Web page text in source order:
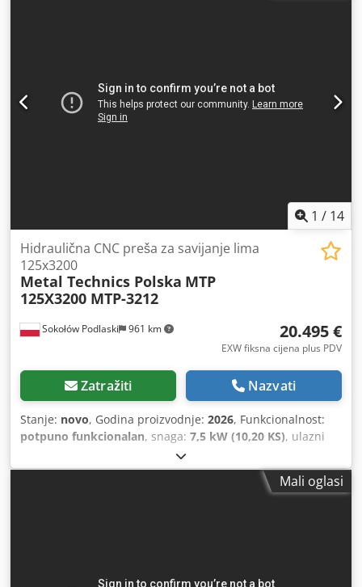
1 / 14
Sokołów Podlaski 961 km
Hidraulična CNC preša za savijanje lima
125x3200
Metal Technics Polska MTP
125X3200 MTP-3212
20.495 €
EXW fiksna cijena plus PDV
Zatražiti Nazvati
Stanje: novo, Godina proizvodnje: 2026, Funkcionalnost:
potpuno funkcionalan, snaga: 7,5 kW (10,20 KS), ulazni
, vrsta ulazne struje:
125 t, hod klipa:120 mm, duljina stola:3.200 mm, dubina
, tablica
Mali oglasi